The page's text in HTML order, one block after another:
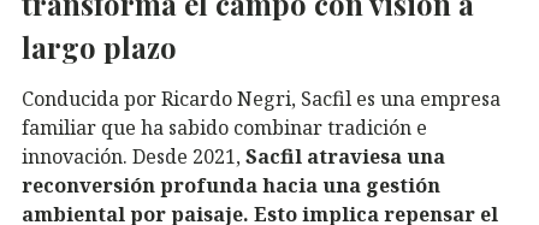
largo plazo
Conducida por Ricardo Negri, Sacfil es una empresa
familiar que ha sabido combinar tradición e
innovación. Desde 2021,Sacfil atraviesa una
reconversión profunda hacia una gestión
ambiental por paisaje. Esto implica repensar el